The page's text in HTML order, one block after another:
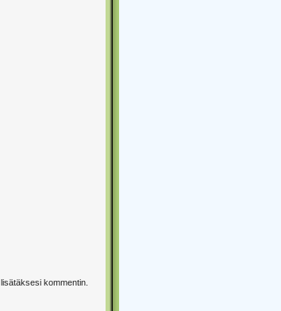
lisätäksesi kommentin.